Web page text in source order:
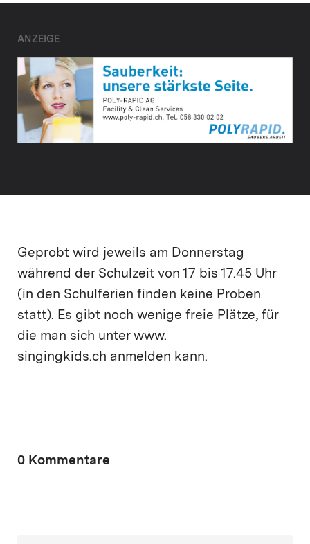
ANZEIGE
Geprobt wird jeweils am Donnerstag
während der Schulzeit von 17 bis 17.45 Uhr
(in den Schulferien finden keine Proben
statt). Es gibt noch wenige freie Plätze, für
die man sich unter www.
singingkids.ch anmelden kann.
0 Kommentare